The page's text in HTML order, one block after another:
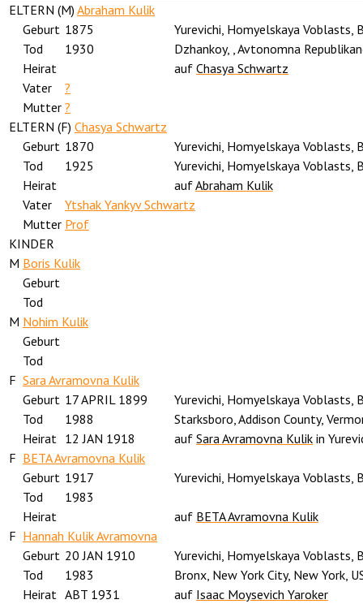
ELTERN (M) Abraham Kulik
Geburt 1875
Yurevichi, Homyelskaya Voblasts,
Tod
1930
Dzhankoy, , Avtonomna
Heirat
auf Chasya Schwartz
Vater
?
Mutter ?
ELTERN (F) Chasya Schwartz
Geburt 1870
Yurevichi, Homyelskaya Voblasts,
Tod
1925
Yurevichi, Homyelskaya Voblasts,
Heirat
aufAbraham Kulik
Vater
Ytshak Yankyv Schwartz
Mutter Prof
KINDER
M Boris Kulik
Geburt
Tod
M Nohim Kulik
Geburt
Tod
F Sara Avramovna Kulik
Geburt 17 APRIL 1899
Yurevichi, Homyelskaya Voblasts,
Tod
1988
Starksboro, Addison County,
Heirat 12 JAN 1918 auf Sara Avramovna Kulik in
F BETA Avramovna Kulik
Geburt 1917
Yurevichi, Homyelskaya Voblasts,
Tod
1983
Heirat
auf BETA Avramovna Kulik
F Hannah Kulik Avramovna
Geburt 20 JAN 1910
Yurevichi, Homyelskaya Voblasts,
Tod
1983
Bronx, New York City, New York,
Heirat ABT 1931 auf Isaac Moysevich Yaroker